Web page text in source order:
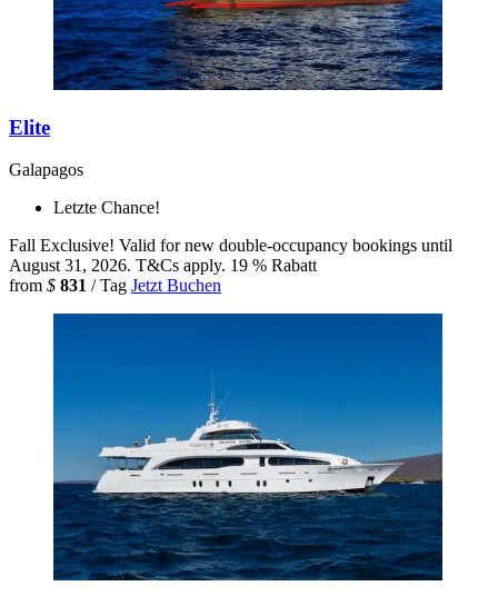
Elite
Galapagos
Letzte Chance!
Fall Exclusive! Valid for new double-occupancy bookings until
August 31, 2026. T&Cs apply. 19 % Rabatt
from $ 831 / Tag Jetzt Buchen